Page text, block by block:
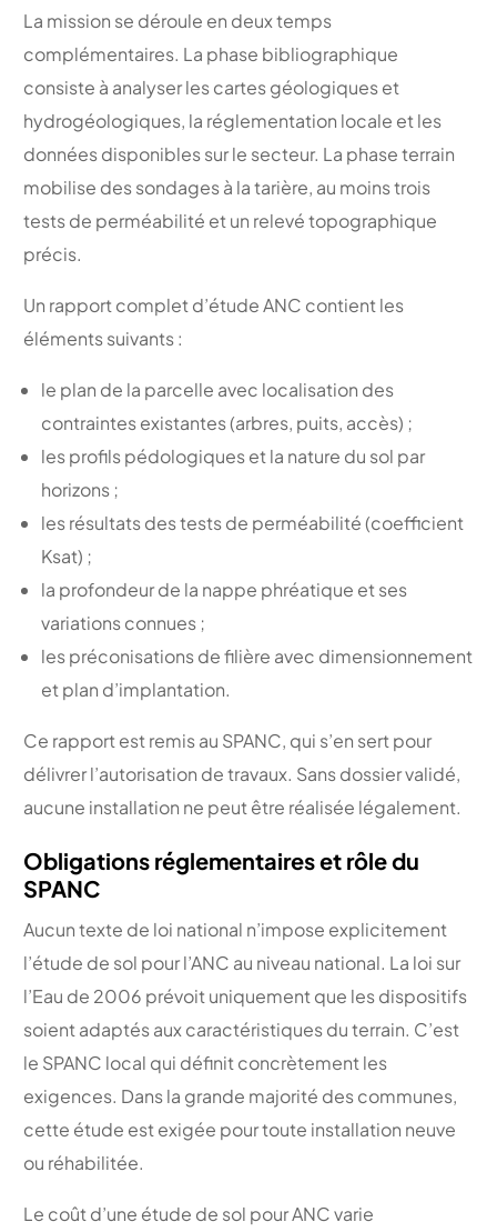
La mission se déroule en deux temps
complémentaires. La phase bibliographique
consiste à analyser les cartes géologiques et
hydrogéologiques, la réglementation locale et les
données disponibles sur le secteur. La phase terrain
mobilise des sondages à la tarière, au moins trois
tests de perméabilité et un relevé topographique
précis.
Un rapport complet d’étude ANC contient les
éléments suivants :
le plan de la parcelle avec localisation des
contraintes existantes (arbres, puits, accès) ;
les profils pédologiques et la nature du sol par
horizons ;
les résultats des tests de perméabilité (coefficient
Ksat) ;
la profondeur de la nappe phréatique et ses
variations connues ;
les préconisations de filière avec dimensionnement
et plan d’implantation.
Ce rapport est remis au SPANC, qui s’en sert pour
délivrer l’autorisation de travaux. Sans dossier validé,
aucune installation ne peut être réalisée légalement.
Obligations réglementaires et rôle du
SPANC
Aucun texte de loi national n’impose explicitement
l’étude de sol pour l’ANC au niveau national. La loi sur
l’Eau de 2006 prévoit uniquement que les dispositifs
soient adaptés aux caractéristiques du terrain. C’est
le SPANC local qui définit concrètement les
exigences. Dans la grande majorité des communes,
cette étude est exigée pour toute installation neuve
ou réhabilitée.
Le coût d’une étude de sol pour ANC varie